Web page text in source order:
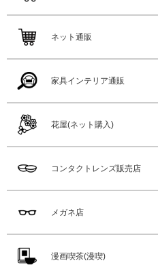
ネット通販
家具インテリア通販
花屋(ネット購入)
コンタクトレンズ販売店
メガネ店
漫画喫茶(漫喫)